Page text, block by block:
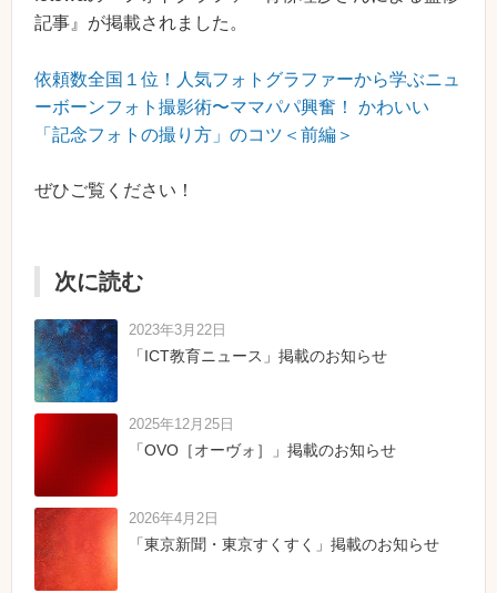
記事』が掲載されました。
依頼数全国１位！人気フォトグラファーから学ぶニュ
ーボーンフォト撮影術〜ママパパ興奮！ かわいい
「記念フォトの撮り方」のコツ＜前編＞
ぜひご覧ください！
次に読む
2023年3月22日
「ICT教育ニュース」掲載のお知らせ
2025年12月25日
「OVO［オーヴォ］」掲載のお知らせ
2026年4月2日
「東京新聞・東京すくすく」掲載のお知らせ